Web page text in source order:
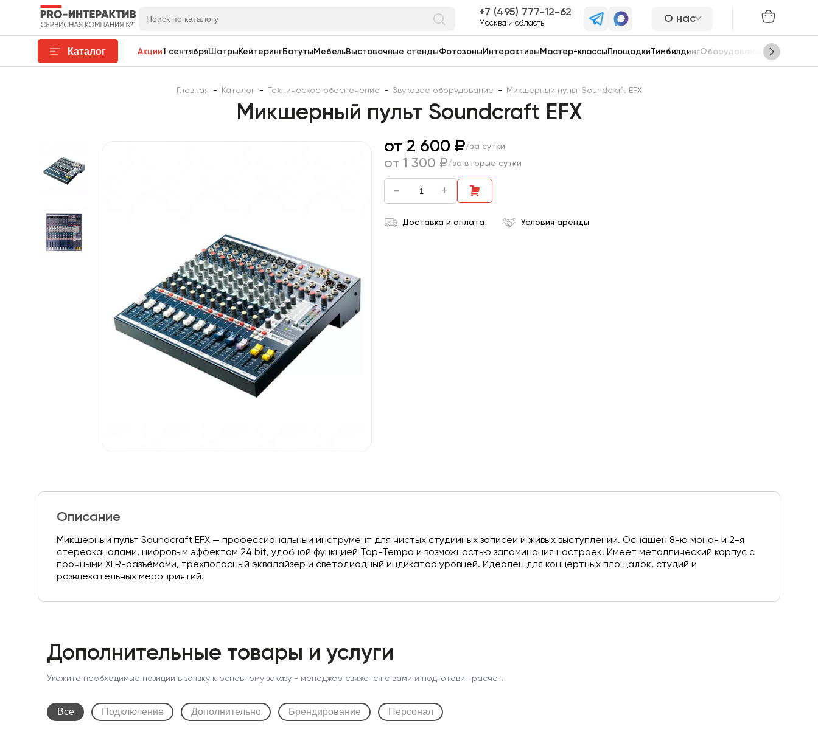
7 (495) 777-12-62
Москва и область О нас
Каталог Акции1 сентябряШатры КейтерингБатуты МебельВыставочные стендыФотозоны Интерактивы Мастер-классы ПлощадкиТимбилдингОборудование Сцены
Главная - Каталог - Техническое обеспечение - Звуковое оборудование - Микшерный пульт Soundcraft EFX
Микшерный пульт Soundcraft EFX
от 2 600 ₽/за сутки
от 1 300 ₽/за вторые сутки
- +
Доставка и оплата Условия аренды
Описание
Микшерный пульт Soundcraft EFX — профессиональный инструмент для чистых студийных записей и живых выступлений. Оснащён 8-ю моно- и 2-я
стереоканалами, цифровым эффектом 24 bit, удобной функцией Tap-Tempo и возможностью запоминания настроек. Имеет металлический корпус с
прочными XLR-разъёмами, трёхполосный эквалайзер и светодиодный индикатор уровней. Идеален для концертных площадок, студий и
развлекательных мероприятий.
Дополнительные товары и услуги
Укажите необходимые позиции в заявку к основному заказу - менеджер свяжется с вами и подготовит расчет.
Все Подключение Дополнительно Брендирование Персонал